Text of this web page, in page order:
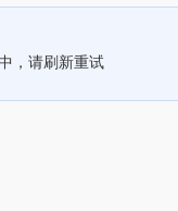
，请刷新重试